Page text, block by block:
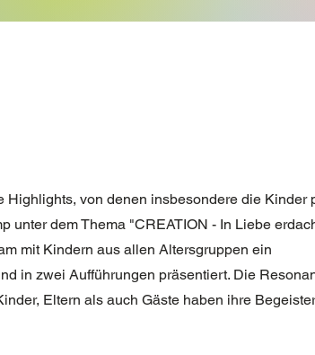
Highlights, von denen insbesondere die Kinder
unter dem Thema "CREATION - In Liebe
mit Kindern aus allen Altersgruppen ein
in zwei Aufführungen präsentiert. Die
Eltern als auch Gäste haben ihre